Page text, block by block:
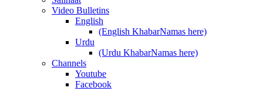
Video Bulletins
English
(English KhabarNamas here)
Urdu
(Urdu KhabarNamas here)
Channels
Youtube
Facebook